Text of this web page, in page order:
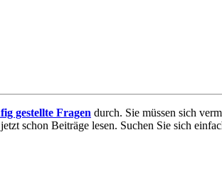
gestellte Fragen durch. Sie müssen sich
schon Beiträge lesen. Suchen Sie sich